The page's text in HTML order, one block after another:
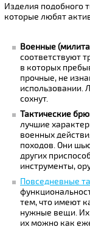
Изделия подобного
которые любят
Военные
соответствуют
в которых
прочные, не
использовании.
сохнут.
Тактические
лучшие
военных
походов. Они
других
инструменты,
Повседневные
тем, что имеют
нужные вещи. Их
их можно как